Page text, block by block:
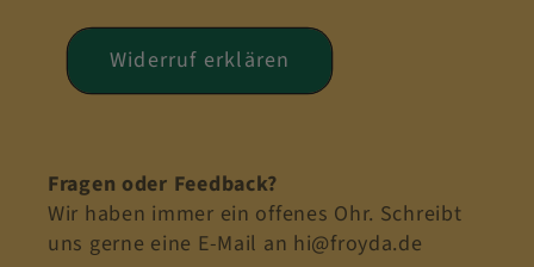
Widerruf erklären
Fragen oder Feedback?
Wir haben immer ein offenes Ohr. Schreibt
uns gerne eine E-Mail an hi@froyda.de